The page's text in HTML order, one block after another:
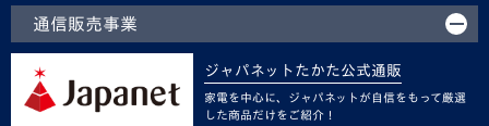
通信販売事業
ジャパネットたかた公式通販
家電を中心に、ジャパネットが自信をもって厳選
した商品だけをご紹介！